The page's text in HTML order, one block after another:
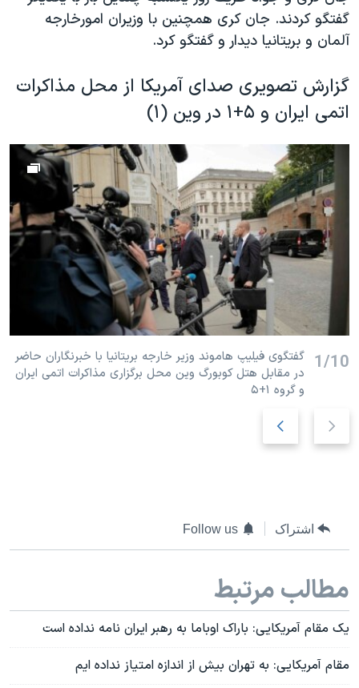
گفتگو کردند. جان کری همچنین با وزیران امورخارجه
آلمان و بریتانیا دیدار و گفتگو کرد.
گزارش تصویری صدای آمریکا از محل مذاکرات
اتمی ایران و ۵+۱ در وین (۱)
1/10 گفتگوی فیلیپ هاموند وزیر خارجه بریتانیا با خبرنگاران حاضر
در مقابل هتل کوبورگ وین محل برگزاری مذاکرات اتمی ایران
و گروه ۱+۵
س
ق
ل
ی
س
د
ب
د
ی
اشتراک Follow us
مطالب مرتبط
یک مقام آمریکایی: باراک اوباما به رهبر ایران نامه نداده است
مقام آمریکایی: به تهران بیش از اندازه امتیاز نداده ایم